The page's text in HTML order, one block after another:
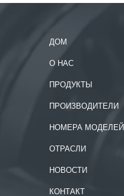
ДОМ
О НАС
ПРОДУКТЫ
ПРОИЗВОДИТЕЛИ
НОМЕРА МОДЕЛЕЙ
ОТРАСЛИ
НОВОСТИ
КОНТАКТ